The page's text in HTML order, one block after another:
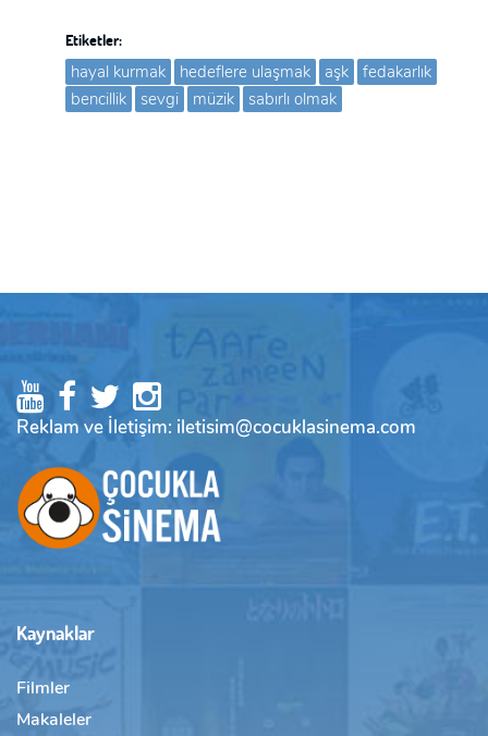
Etiketler:
hayal kurmak hedeflere ulaşmak aşk
fedakarlık
bencillik
sevgi müzik sabırlı olmak
Reklam ve İletişim: iletisim@cocuklasinema.com
Kaynaklar
Filmler
Makaleler